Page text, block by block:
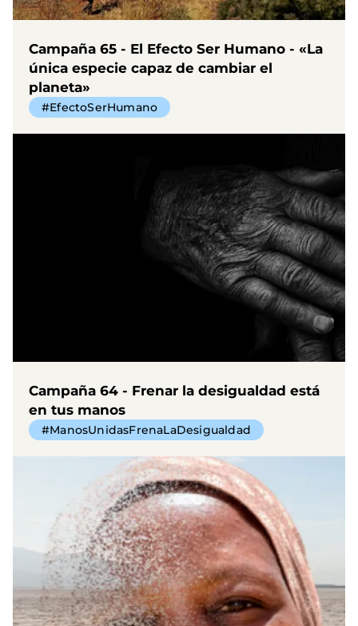
Campaña 65 - El Efecto Ser Humano - «La
única especie capaz de cambiar el
planeta»
#EfectoSerHumano
Campaña 64 - Frenar la desigualdad está
en tus manos
#ManosUnidasFrenaLaDesigualdad